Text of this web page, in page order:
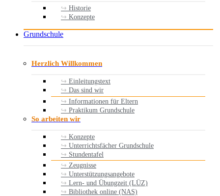
Historie
Konzepte
Grundschule
Herzlich Willkommen
Einleitungstext
Das sind wir
Informationen für Eltern
Praktikum Grundschule
So arbeiten wir
Konzepte
Unterrichtsfächer Grundschule
Stundentafel
Zeugnisse
Unterstützungsangebote
Lern- und Übungzeit (LÜZ)
Bibliothek online (NAS)